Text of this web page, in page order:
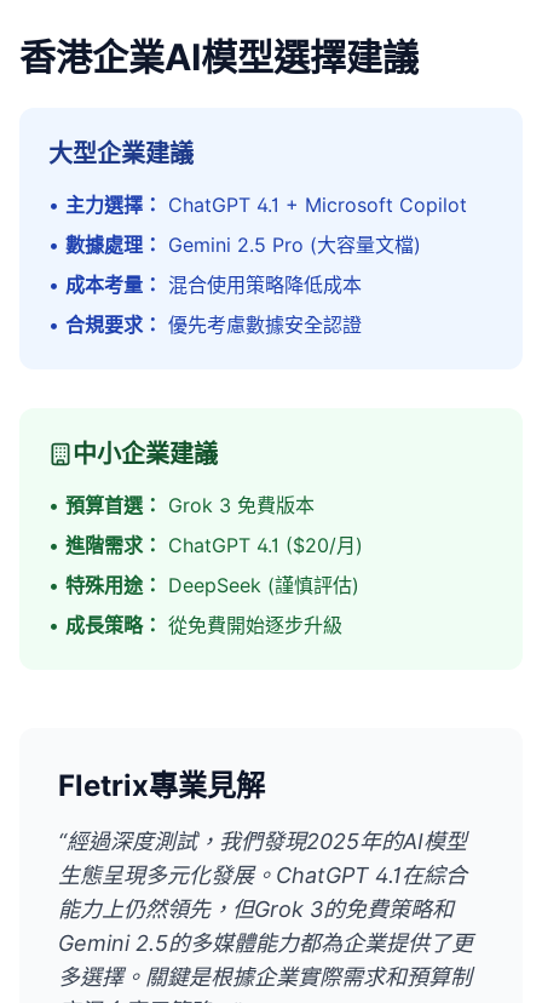
香港企業AI模型選擇建議
大型企業建議
• 主力選擇： ChatGPT 4.1 + Microsoft Copilot
• 數據處理： Gemini 2.5 Pro (大容量文檔)
• 成本考量： 混合使用策略降低成本
• 合規要求： 優先考慮數據安全認證
中小企業建議
• 預算首選： Grok 3 免費版本
• 進階需求： ChatGPT 4.1 ($20/月)
• 特殊用途： DeepSeek (謹慎評估)
• 成長策略： 從免費開始逐步升級
Fletrix專業見解
“經過深度測試，我們發現2025年的AI模型
生態呈現多元化發展。ChatGPT 4.1在綜合
能力上仍然領先，但Grok 3的免費策略和
Gemini 2.5的多媒體能力都為企業提供了更
多選擇。關鍵是根據企業實際需求和預算制